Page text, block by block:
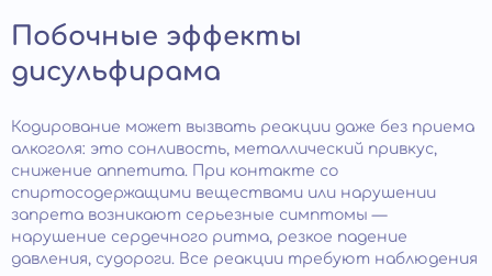
Побочные эффекты
дисульфирама
Кодирование может вызвать реакции даже без приема
алкоголя: это сонливость, металлический привкус,
снижение аппетита. При контакте со
спиртосодержащими веществами или нарушении
запрета возникают серьезные симптомы —
нарушение сердечного ритма, резкое падение
давления, судороги. Все реакции требуют наблюдения